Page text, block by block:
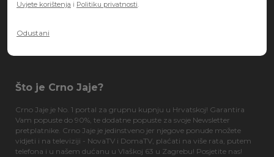
Uvjete korištenja i Politiku privatnosti.
Odustani
Što je Crno Jaje?
Crno Jaje je No. 1 portal za grupnu kupnju u Hrvatskoj! Garantira
Vam popuste do 90%, te dodatne popuste za svoje Newsletter
pretplatnike. Crno Jaje je jedinstveno jer njegove ponude možete
vidjeti i na televiziji - NovaTV i DomaTV, plaćati na više rata, putem
telefona i u našem dućanu u Vlaškoj 63 u Zagrebu! Posjetite nas!